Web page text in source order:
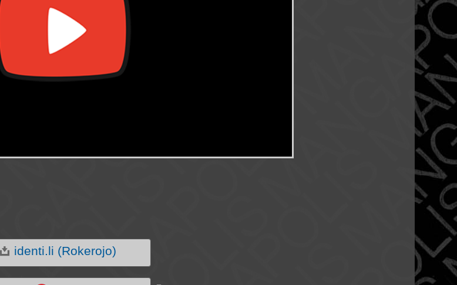
identi.li (Rokerojo)